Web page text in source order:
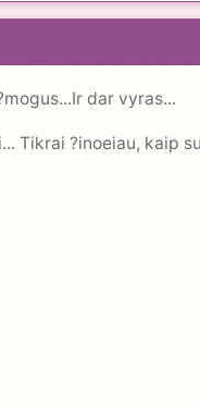
dar vyras...
Tikrai ?inoeiau, kaip